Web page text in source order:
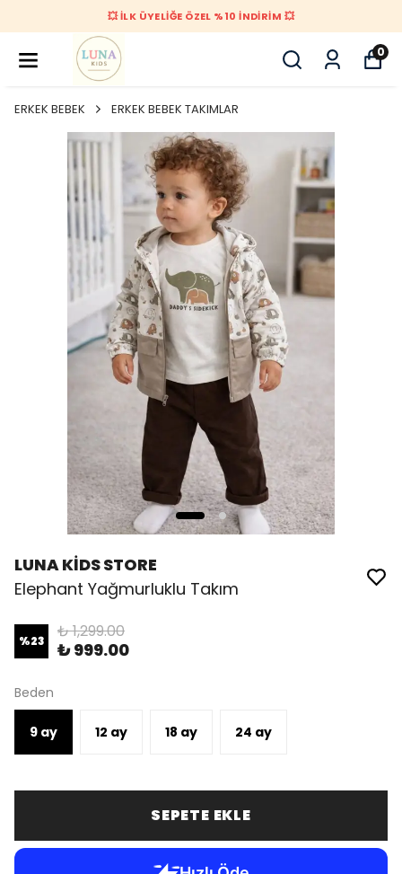
💥 İLK ÜYELİĞE ÖZEL %10 İNDİRİM 💥
0
ERKEK BEBEK ERKEK BEBEK TAKIMLAR
LUNA KİDS STORE
Elephant Yağmurluklu Takım
%23 ₺ 1,299.00
₺ 999.00
Beden
9 ay 12 ay 18 ay 24 ay
SEPETE EKLE